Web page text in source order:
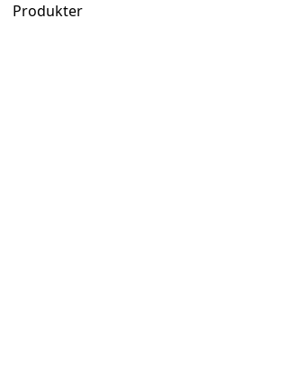
Produkter